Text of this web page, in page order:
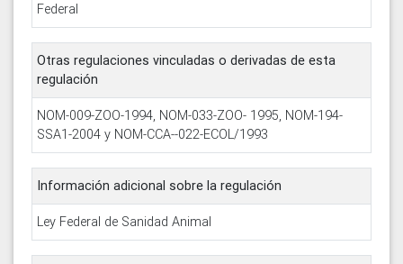
Federal
Otras regulaciones vinculadas o derivadas de esta
regulación
NOM-009-ZOO-1994, NOM-033-ZOO- 1995, NOM-194-
SSA1-2004 y NOM-CCA--022-ECOL/1993
Información adicional sobre la regulación
Ley Federal de Sanidad Animal